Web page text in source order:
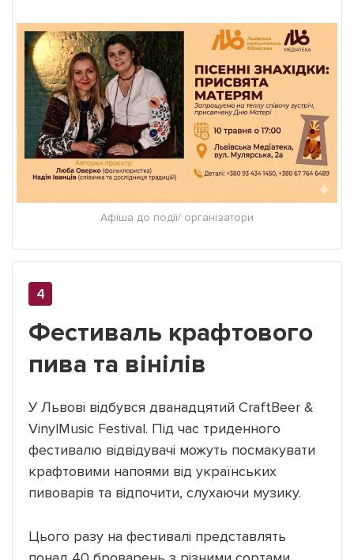
Афіша до події/ організатори
Фестиваль крафтового
пива та вінілів
У Львові відбувся дванадцятий CraftBeer &
VinylMusic Festival. Під час триденного
фестивалю відвідувачі можуть посмакувати
крафтовими напоями від українських
пивоварів та відпочити, слухаючи музику.
Цього разу на фестивалі представлять